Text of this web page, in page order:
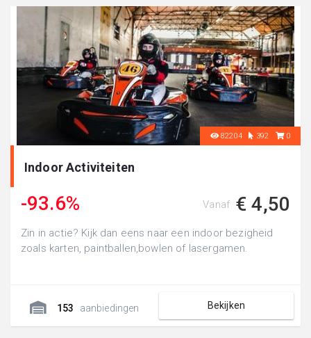
82204 392 0
Indoor Activiteiten
-93.6% € 4,50
Vanaf
Zin in actie? Kijk dan eens naar een indoor bezigheid
zoals karten, paintballen,bowlen of lasergamen.
153 aanbiedingen Bekijken